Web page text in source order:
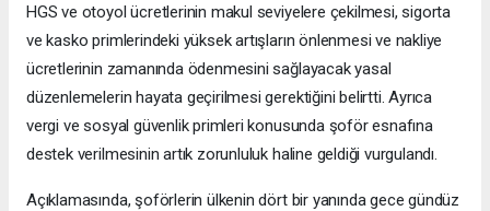
HGS ve otoyol ücretlerinin makul seviyelere çekilmesi, sigorta
ve kasko primlerindeki yüksek artışların önlenmesi ve nakliye
ücretlerinin zamanında ödenmesini sağlayacak yasal
düzenlemelerin hayata geçirilmesi gerektiğini belirtti. Ayrıca
vergi ve sosyal güvenlik primleri konusunda şoför esnafına
destek verilmesinin artık zorunluluk haline geldiği vurgulandı.
Açıklamasında, şoförlerin ülkenin dört bir yanında gece gündüz